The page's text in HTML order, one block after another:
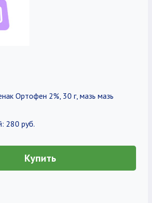
Ортофен 2%, 30 г, мазь мазь
280 руб.
Купить